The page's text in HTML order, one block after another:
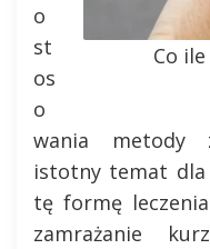
Co
o
st
os
o
wania metody
istotny temat dla
tę formę
zamrażanie